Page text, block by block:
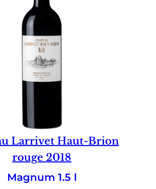
Larrivet Haut-Brion
rouge 2018
Magnum 1.5 l